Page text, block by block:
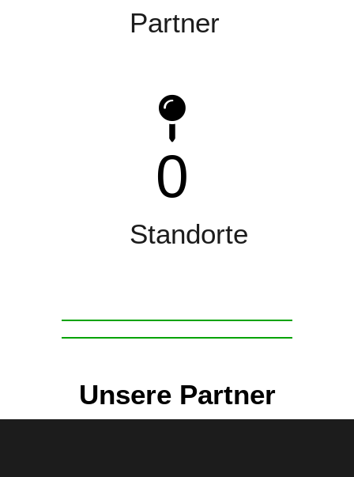
Partner
0
Standorte
Unsere Partner